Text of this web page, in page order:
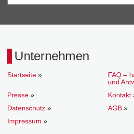
Unternehmen
Startseite »
FAQ –
und
Presse » Kontakt
Datenschutz » AGB »
Impressum »